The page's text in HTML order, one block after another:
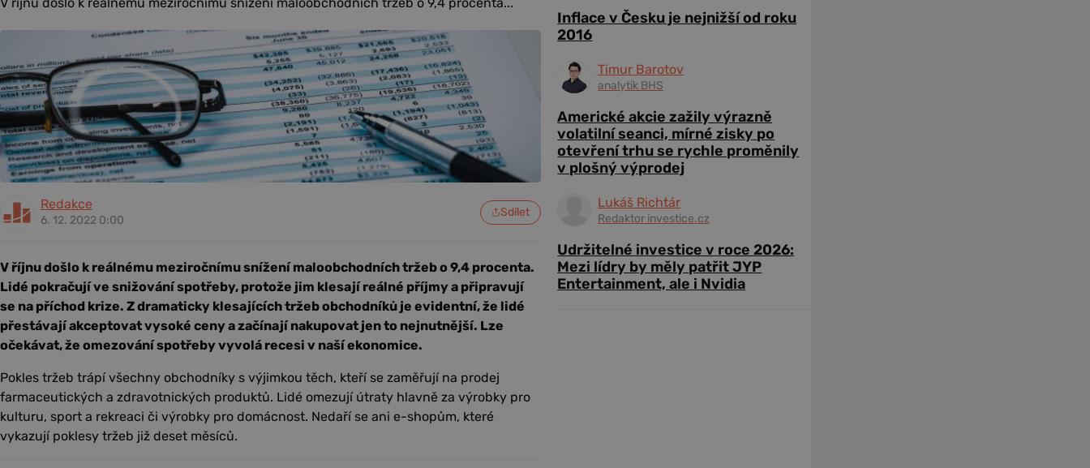
Redakce
6. 12. 2022 0:00
Sdílet
V říjnu došlo k reálnému meziročnímu snížení maloobchodních tržeb o 9,4 procenta.
Lidé pokračují ve snižování spotřeby, protože jim klesají reálné příjmy a připravují
se na příchod krize. Z dramaticky klesajících tržeb obchodníků je evidentní, že lidé
přestávají akceptovat vysoké ceny a začínají nakupovat jen to nejnutnější. Lze
očekávat, že omezování spotřeby vyvolá recesi v naší ekonomice.
Pokles tržeb trápí všechny obchodníky s výjimkou těch, kteří se zaměřují na prodej
farmaceutických a zdravotnických produktů. Lidé omezují útraty hlavně za výrobky pro
kulturu, sport a rekreaci či výrobky pro domácnost. Nedaří se ani e-shopům, které
vykazují poklesy tržeb již deset měsíců.
Inflace v Česku je nejnižší od roku
2016
Timur Barotov
analytik BHS
Americké akcie zažily výrazně
volatilní seanci, mírné zisky po
otevření trhu se rychle proměnily
v plošný výprodej
Lukáš Richtár
Redaktor investice.cz
Udržitelné investice v roce 2026:
Mezi lídry by měly patřit JYP
Entertainment, ale i Nvidia